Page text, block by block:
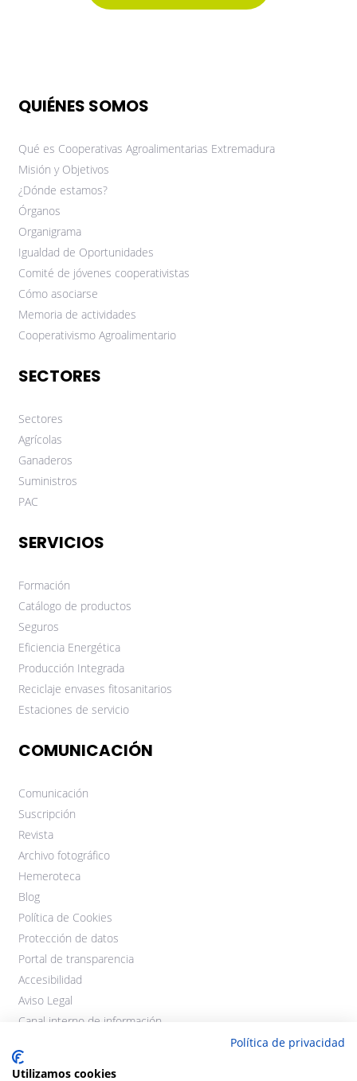
QUIÉNES SOMOS
Qué es Cooperativas Agroalimentarias Extremadura
Misión y Objetivos
¿Dónde estamos?
Órganos
Organigrama
Igualdad de Oportunidades
Comité de jóvenes cooperativistas
Cómo asociarse
Memoria de actividades
Cooperativismo Agroalimentario
SECTORES
Sectores
Agrícolas
Ganaderos
Suministros
PAC
SERVICIOS
Formación
Catálogo de productos
Seguros
Eficiencia Energética
Producción Integrada
Reciclaje envases fitosanitarios
Estaciones de servicio
COMUNICACIÓN
Comunicación
Suscripción
Revista
Archivo fotográfico
Hemeroteca
Blog
Política de Cookies
Protección de datos
Portal de transparencia
Accesibilidad
Aviso Legal
Canal interno de información
Política de privacidad
Utilizamos cookies